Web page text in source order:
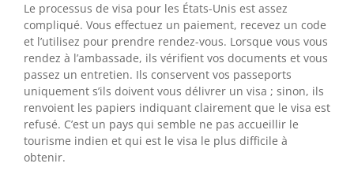
Le processus de visa pour les États-Unis est assez
compliqué. Vous effectuez un paiement, recevez un code
et l’utilisez pour prendre rendez-vous. Lorsque vous vous
rendez à l’ambassade, ils vérifient vos documents et vous
passez un entretien. Ils conservent vos passeports
uniquement s’ils doivent vous délivrer un visa ; sinon, ils
renvoient les papiers indiquant clairement que le visa est
refusé. C’est un pays qui semble ne pas accueillir le
tourisme indien et qui est le visa le plus difficile à
obtenir.